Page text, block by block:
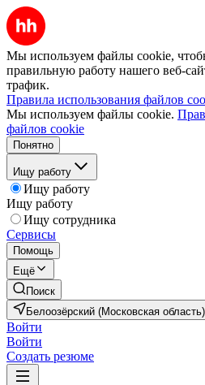
Мы используем файлы cookie,
правильную работу нашего веб-
трафик.
Правила использования файлов
Мы используем файлы cookie.
файлов cookie
Понятно
Ищу работу
Ищу работу
Ищу работу
Ищу сотрудника
Сервисы
Помощь
Ещё
Поиск
Белоозёрский (Московская область)
Войти
Войти
Создать резюме